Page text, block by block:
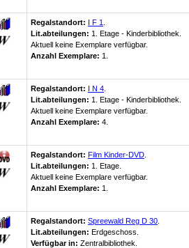
Regalstandort: I F 1
Lit.abteilungen: 1. Etage - Kinderbibliothek.
Aktuell keine Exemplare verfügbar.
Anzahl Exemplare: 1.
Regalstandort: I N 4
Lit.abteilungen: 1. Etage - Kinderbibliothek.
Aktuell keine Exemplare verfügbar.
Anzahl Exemplare: 4.
Regalstandort: Film Kinder-DVD
Lit.abteilungen: 1. Etage.
Aktuell keine Exemplare verfügbar.
Anzahl Exemplare: 1.
Regalstandort: Spreewald Reg D 30
Lit.abteilungen: Erdgeschoss.
Verfügbar in: Zentralbibliothek